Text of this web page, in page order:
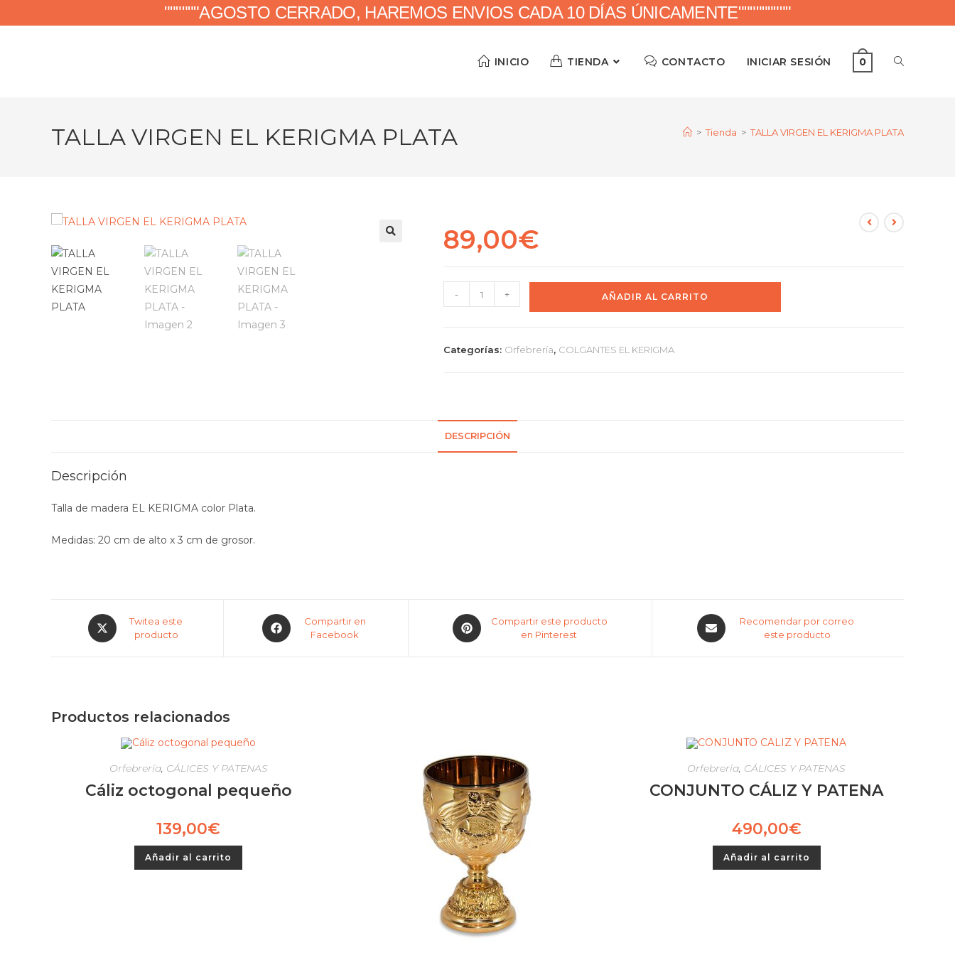
""""""AGOSTO CERRADO, HAREMOS ENVIOS CADA 10 DÍAS ÚNICAMENTE"""""""""
INICIO TIENDA CONTACTO INICIAR SESIÓN 0
TALLA VIRGEN EL KERIGMA PLATA > Tienda > TALLA VIRGEN EL KERIGMA PLATA
89,00€
- + AÑADIR AL CARRITO
Categorías: Orfebrería, COLGANTES EL KERIGMA
DESCRIPCIÓN
Descripción
Talla de madera EL KERIGMA color Plata.
Medidas: 20 cm de alto x 3 cm de grosor.
Twitea este
producto
Compartir en
Facebook
Compartir este producto
en Pinterest
Recomendar por correo
este producto
Productos relacionados
Orfebrería, CÁLICES Y PATENAS
Cáliz octogonal pequeño
139,00€
Añadir al carrito
Orfebrería, CÁLICES Y PATENAS
CONJUNTO CÁLIZ Y PATENA
490,00€
Añadir al carrito